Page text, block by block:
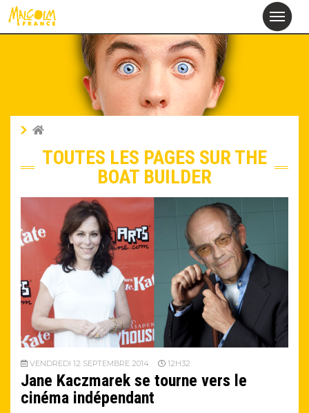
M
France
TOUTES LES PAGES SUR THE
BOAT BUILDER
VENDREDI 12 SEPTEMBRE 2014 12H32
Jane Kaczmarek se tourne vers le
cinéma indépendant